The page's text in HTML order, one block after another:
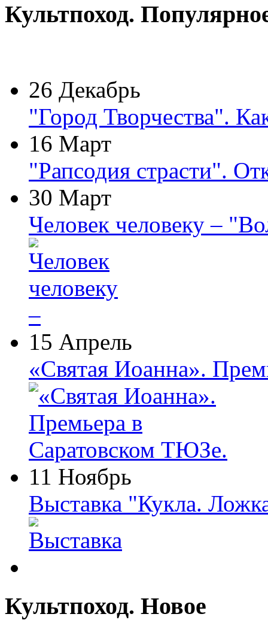
Культпоход.
26 Декабрь
"Город Творчества".
16 Март
"Рапсодия страсти".
30 Март
Человек человеку –
15 Апрель
«Святая Иоанна».
11 Ноябрь
Выставка "Кукла.
Культпоход. Новое